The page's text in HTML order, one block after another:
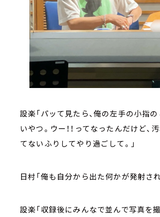
設楽「パッて見たら、俺の左手の小指
いやつ。ウー！！ってなったんだけど
てないふりしてやり過ごして。」
日村「俺も自分から出た何かが発射さ
設楽「収録後にみんなで並んで写真を